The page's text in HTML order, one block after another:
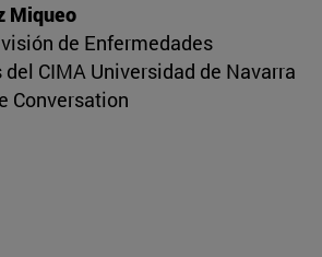
Miqueo
de Enfermedades
CIMA Universidad de Navarra
Conversation